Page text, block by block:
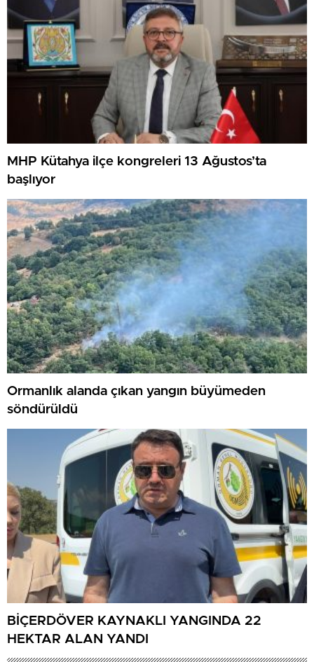
MHP Kütahya ilçe kongreleri 13 Ağustos’ta
başlıyor
Ormanlık alanda çıkan yangın büyümeden
söndürüldü
BİÇERDÖVER KAYNAKLI YANGINDA 22
HEKTAR ALAN YANDI